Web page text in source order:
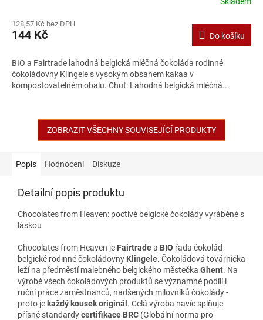
128,57 Kč bez DPH
144 Kč Do košíku
BIO a Fairtrade lahodná belgická mléčná čokoláda rodinné
čokoládovny Klingele s vysokým obsahem kakaa v
kompostovatelném obalu. Chuť: Lahodná belgická mléčná...
ZOBRAZIT VŠECHNY SOUVISEJÍCÍ PRODUKTY
Popis Hodnocení Diskuze
Detailní popis produktu
Chocolates from Heaven: poctivé belgické čokolády vyráběné s
láskou
Chocolates from Heaven je Fairtradea BIO řada čokolád
belgické rodinné čokoládovny Klingele. Čokoládová továrnička
leží na předměstí malebného belgického městečka Ghent. Na
výrobě všech čokoládových produktů se významně podílí i
ruční práce zaměstnanců, nadšených milovníků čokolády -
proto je každý kousek originál . Celá výroba navíc splňuje
přísné standardycertifikace BRC (Globální norma pro